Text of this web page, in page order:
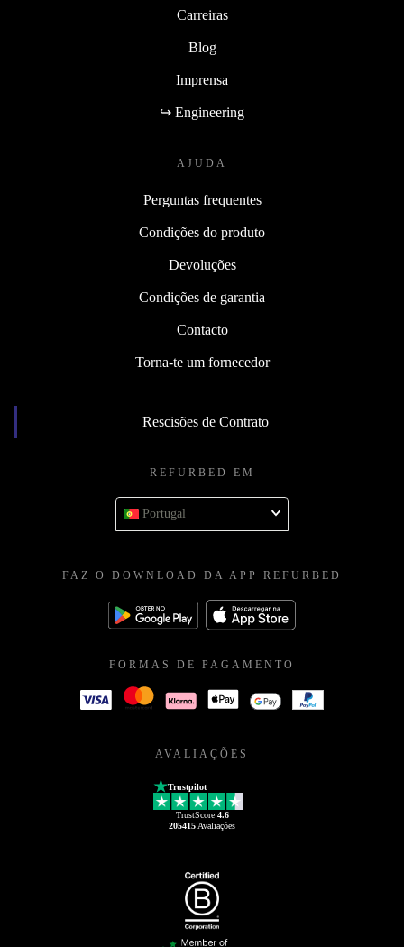
Carreiras
Blog
Imprensa
↪ Engineering
AJUDA
Perguntas frequentes
Condições do produto
Devoluções
Condições de garantia
Contacto
Torna-te um fornecedor
Rescisões de Contrato
REFURBED EM
Portugal
FAZ O DOWNLOAD DA APP REFURBED
FORMAS DE PAGAMENTO
AVALIAÇÕES
Trustpilot
TrustScore 4.6
205415 Avaliações